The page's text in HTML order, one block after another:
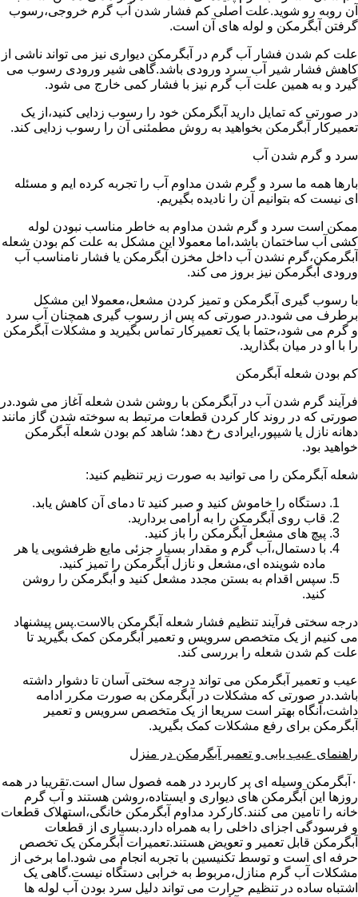
آن روبه رو شوید.علت اصلی کم فشار شدن آب گرم خروجی،رسوب
گرفتن آبگرمکن و لوله های آن است.
علت کم شدن فشار آب گرم در آبگرمکن دیواری نیز می تواند ناشی از
کاهش فشار شیر آب سرد ورودی باشد.گاهی شیر ورودی رسوب می
گیرد و به همین علت آب گرم نیز با فشار کمی خارج می شود.
در صورتی که تمایل دارید آبگرمکن خود را رسوب زدایی کنید،از یک
تعمیرکار آبگرمکن بخواهید به روش مطمئنی آن را رسوب زدایی کند.
سرد و گرم شدن آب
بارها همه ما سرد و گرم شدن مداوم آب را تجربه کرده ایم و مسئله
ای نیست که بتوانیم آن را نادیده بگیریم.
ممکن است سرد و گرم شدن مداوم به خاطر مناسب نبودن لوله
کشی آب ساختمان باشد،اما معمولا این مشکل به علت کم بودن شعله
آبگرمکن،گرم نشدن آب داخل مخزن آبگرمکن یا فشار نامناسب آب
ورودی آبگرمکن نیز بروز می کند.
با رسوب گیری آبگرمکن و تمیز کردن مشعل،معمولا این مشکل
برطرف می شود.در صورتی که پس از رسوب گیری همچنان آب سرد
و گرم می شود،حتما با یک تعمیرکار تماس بگیرید و مشکلات آبگرمکن
را با او در میان بگذارید.
کم بودن شعله آبگرمکن
فرآیند گرم شدن آب در آبگرمکن با روشن شدن شعله آغاز می شود.در
صورتی که در روند کار کردن قطعات مرتبط به سوخته شدن گاز مانند
دهانه نازل یا شیپور،ایرادی رخ دهد؛ شاهد کم بودن شعله آبگرمکن
خواهید بود.
شعله آبگرمکن را می توانید به صورت زیر تنظیم کنید:
دستگاه را خاموش کنید و صبر کنید تا دمای آن کاهش یابد.
قاب روی آبگرمکن را به آرامی بردارید.
پیچ های مشعل آبگرمکن را باز کنید.
با دستمال،آب گرم و مقدار بسیار جزئی مایع ظرفشویی یا هر
ماده شوینده ای،مشعل و نازل آبگرمکن را تمیز کنید.
سپس اقدام به بستن مجدد مشعل کنید و آبگرمکن را روشن
کنید.
درجه سختی فرآیند تنظیم فشار شعله آبگرمکن بالاست.پس پیشنهاد
می کنیم از یک متخصص سرویس و تعمیر آبگرمکن کمک بگیرید تا
علت کم شدن شعله را بررسی کند.
عیب و تعمیر آبگرمکن می تواند درجه سختی آسان تا دشوار داشته
باشد.در صورتی که مشکلات در آبگرمکن به صورت مکرر ادامه
داشت،آنگاه بهتر است سریعا از یک متخصص سرویس و تعمیر
آبگرمکن برای رفع مشکلات کمک بگیرید.
راهنمای عیب یابی و تعمیر آبگرمکن در منزل
۰آبگرمکن وسیله ای پر کاربرد در همه فصول سال است.تقریبا در همه
روزها این آبگرمکن های دیواری و ایستاده،روشن هستند و آب گرم
خانه را تامین می کنند.کارکرد مداوم آبگرمکن خانگی،استهلاک قطعات
و فرسودگی اجزای داخلی را به همراه دارد.بسیاری از قطعات
آبگرمکن قابل تعمیر و تعویض هستند.تعمیرات آبگرمکن یک تخصص
حرفه ای است و توسط تکنیسین با تجربه انجام می شود.اما برخی از
مشکلات آب گرم منازل،مربوط به خرابی دستگاه نیست.گاهی یک
اشتباه ساده در تنظیم حرارت می تواند دلیل سرد بودن آب لوله ها